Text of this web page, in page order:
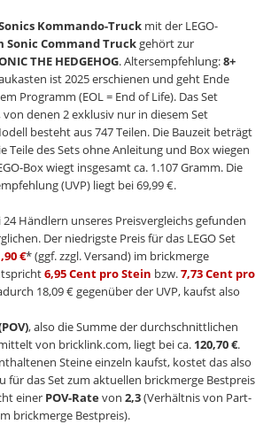
Kommando-Truck mit der LEGO-
Sonic Command Truckgehört zur
THE HEDGEHOG. Altersempfehlung:8+
ist 2025 erschienen und geht Ende
Programm (EOL = End of Life). Das Set
denen 2 exklusiv nur in diesem Set
besteht aus 747 Teilen. Die Bauzeit beträgt
Teile des Sets ohne Anleitung und Box wiegen
Box wiegt insgesamt ca. 1.107 Gramm. Die
(UVP) liegt bei 69,99 €.
Händlern unseres Preisvergleichs gefunden
Der niedrigste Preis für das LEGO Set
€* (ggf. zzgl. Versand) im brickmerge
6,95 Cent pro Stein bzw.7,73 Cent pro
18,09 € gegenüber der UVP, kaufst also
, also die Summe der durchschnittlichen
von bricklink.com, liegt bei ca. 120,70 €.
Steine einzeln kaufst, kostet das also
für das Set zum aktuellen brickmerge Bestpreis
einer POV-Ratevon 2,3(Verhältnis von Part-
brickmerge Bestpreis).